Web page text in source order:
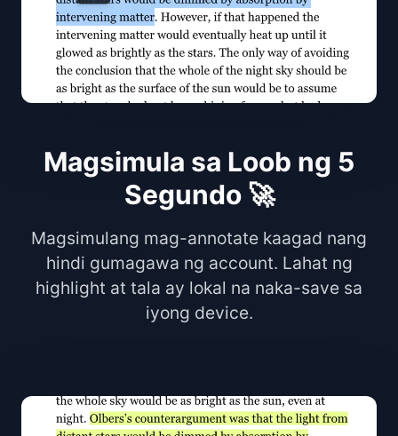
Magsimula sa Loob ng 5
Segundo 🚀
Magsimulang mag-annotate kaagad nang
hindi gumagawa ng account. Lahat ng
highlight at tala ay lokal na naka-save sa
iyong device.